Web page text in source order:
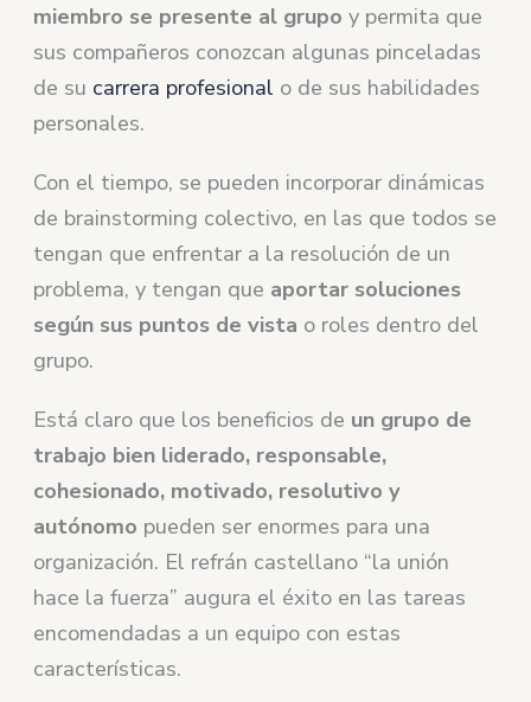
miembro se presente al grupo y permita que
sus compañeros conozcan algunas pinceladas
de su carrera profesional o de sus habilidades
personales.
Con el tiempo, se pueden incorporar dinámicas
de brainstorming colectivo, en las que todos se
tengan que enfrentar a la resolución de un
problema, y tengan que aportar soluciones
según sus puntos de vista o roles dentro del
grupo.
Está claro que los beneficios de un grupo de
trabajo bien liderado, responsable,
cohesionado, motivado, resolutivo y
autónomo pueden ser enormes para una
organización. El refrán castellano “la unión
hace la fuerza” augura el éxito en las tareas
encomendadas a un equipo con estas
características.